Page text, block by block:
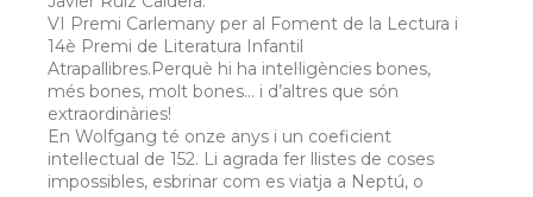
VI Premi Carlemany per al Foment de la Lectura i
14è Premi de Literatura Infantil
Atrapallibres.Perquè hi ha intel·ligències bones,
més bones, molt bones... i d’altres que són
extraordinàries!
En Wolfgang té onze anys i un coeficient
intel·lectual de 152. Li agrada fer llistes de coses
impossibles, esbrinar com es viatja a Neptú, o